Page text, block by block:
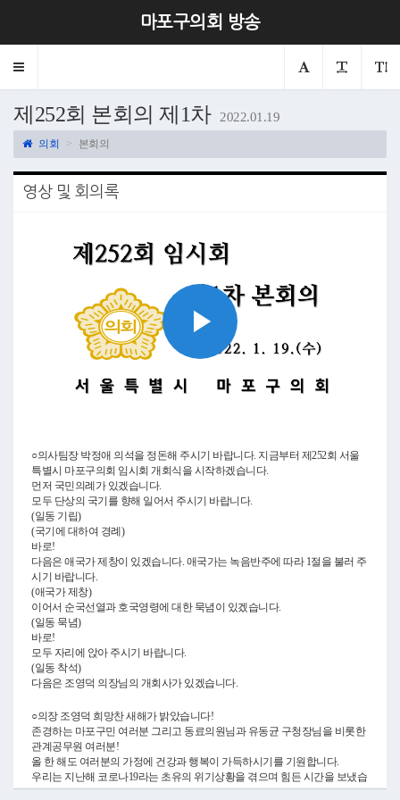
마포구의회 방송
Toggle
제252회 본회의 제1차 2022.01.19
의회 본회의
영상 및 회의록
Play
○의사팀장 박정애 의석을 정돈해 주시기 바랍니다. 지금부터 제252회 서울
특별시 마포구의회 임시회 개회식을 시작하겠습니다.
먼저 국민의례가 있겠습니다.
모두 단상의 국기를 향해 일어서 주시기 바랍니다.
(일동 기립)
(국기에 대하여 경례)
바로!
다음은 애국가 제창이 있겠습니다. 애국가는 녹음반주에 따라 1절을 불러 주
시기 바랍니다.
(애국가 제창)
이어서 순국선열과 호국영령에 대한 묵념이 있겠습니다.
(일동 묵념)
바로!
모두 자리에 앉아 주시기 바랍니다.
(일동 착석)
다음은 조영덕 의장님의 개회사가 있겠습니다.
○의장 조영덕 희망찬 새해가 밝았습니다!
존경하는 마포구민 여러분 그리고 동료의원님과 유동균 구청장님을 비롯한
관계공무원 여러분!
올 한 해도 여러분의 가정에 건강과 행복이 가득하시기를 기원합니다.
우리는 지난해 코로나19라는 초유의 위기상황을 겪으며 힘든 시간을 보냈습
니다. 어렵고 힘든 위기 속에서도 희망을 잃지 않고, 구민들의 행복과 지역발